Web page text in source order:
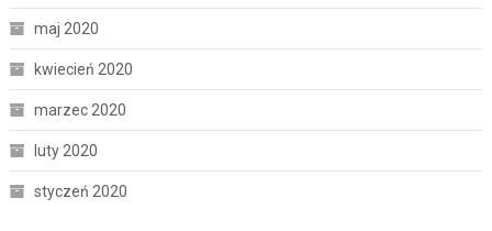
maj 2020
kwiecień 2020
marzec 2020
luty 2020
styczeń 2020